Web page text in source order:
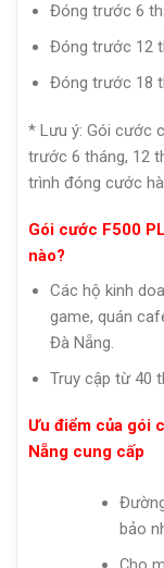
Đóng trước 6
Đóng trước 12
Đóng trước 18
* Lưu ý: Gói cước
trước 6 tháng, 12
trình đóng cước
Gói cước F500
nào?
Các hộ kinh
game, quán
Đà Nẵng.
Truy cập từ 40
Ưu điểm của gói
Nẵng cung cấp
bảo